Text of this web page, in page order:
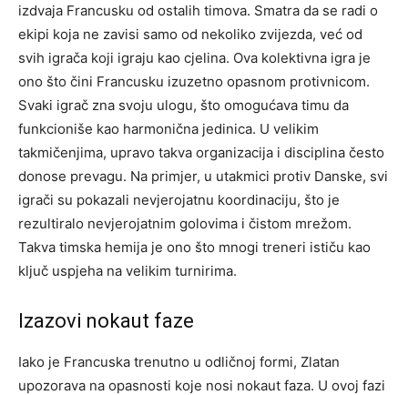
izdvaja Francusku od ostalih timova. Smatra da se radi o
ekipi koja ne zavisi samo od nekoliko zvijezda, već od
svih igrača koji igraju kao cjelina. Ova kolektivna igra je
ono što čini Francusku izuzetno opasnom protivnicom.
Svaki igrač zna svoju ulogu, što omogućava timu da
funkcioniše kao harmonična jedinica. U velikim
takmičenjima, upravo takva organizacija i disciplina često
donose prevagu. Na primjer, u utakmici protiv Danske, svi
igrači su pokazali nevjerojatnu koordinaciju, što je
rezultiralo nevjerojatnim golovima i čistom mrežom.
Takva timska hemija je ono što mnogi treneri ističu kao
ključ uspjeha na velikim turnirima.
Izazovi nokaut faze
Iako je Francuska trenutno u odličnoj formi, Zlatan
upozorava na opasnosti koje nosi nokaut faza. U ovoj fazi